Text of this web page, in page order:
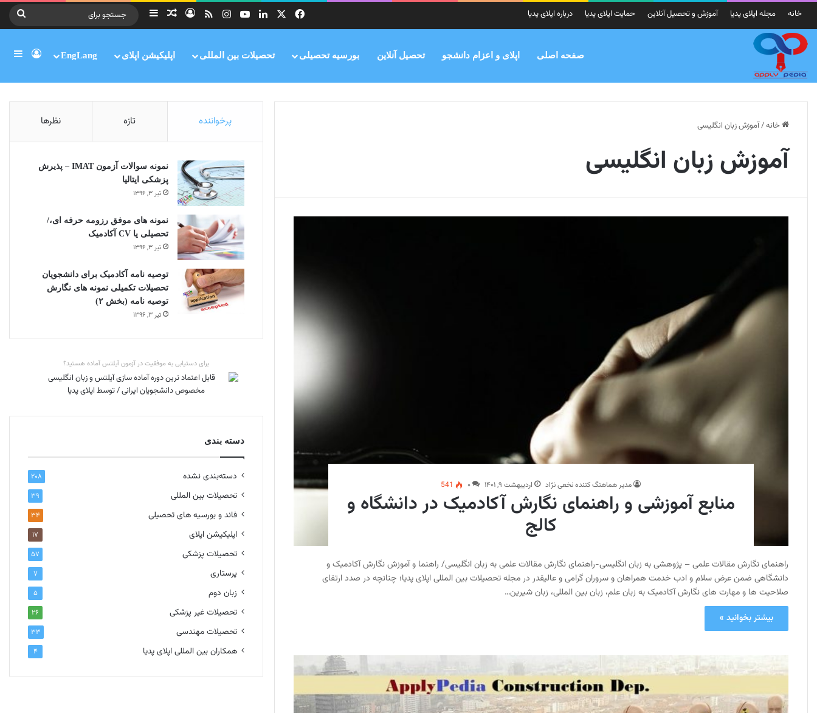
خانه مجله اپلای پدیا آموزش و تحصیل آنلاین حمایت اپلای پدیا درباره اپلای پدیا فیس بوک لینکدینیوتیوباینستاگرام
خوراک ورود نوشته تصادفی
سایدبار
صفحه اصلی اپلای و اعزام دانشجو تحصیل آنلاین بورسیه تحصیلی تحصیلات بین المللی اپلیکیشن اپلای EngLang ورود
خانه/آموزش زبان انگلیسی
آموزش زبان انگلیسی
مدیر هماهنگ کننده نخعی نژاد اردیبهشت ۹, ۱۴۰۱ ۰ 541
منابع آموزشی و راهنمای نگارش آکادمیک در دانشگاه و
کالج
راهنمای نگارش مقالات علمی – پژوهشی به زبان انگلیسی-راهنمای نگارش مقالات علمی به زبان انگلیسی/ راهنما و آموزش نگارش آکادمیک و
دانشگاهی ضمن عرض سلام و ادب خدمت همراهان و سروران گرامی و عالیقدر در مجله تحصیلات بین المللی اپلای پدیا؛ چنانچه در صدد ارتقای
صلاحیت ها و مهارت های نگارش آکادمیک به زبان علم، زبان بین المللی، زبان شیرین…
بیشتر بخوانید »
پرخواننده تازه نظرها
نمونه سوالات آزمون IMAT – پذیرش
پزشکی ایتالیا
تیر ۳, ۱۳۹۶
نمونه های موفق رزومه حرفه ای،/
تحصیلی یا CV آکادمیک
تیر ۳, ۱۳۹۶
توصیه نامه آکادمیک برای دانشجویان
تحصیلات تکمیلی نمونه های نگارش
توصیه نامه (بخش ۲)
تیر ۳, ۱۳۹۶
برای دستیابی به موفقیت در آزمون آیلتس آماده هستید؟
دسته بندی
دسته‌بندی نشده ۲۰۸
تحصیلات بین المللی ۳۹
فاند و بورسیه های تحصیلی ۳۴
اپلیکیشن اپلای ۱۷
تحصیلات پزشکی ۵۷
پرستاری ۷
زبان دوم ۵
تحصیلات غیر پزشکی ۲۶
تحصیلات مهندسی ۳۳
همکاران بین المللی اپلای پدیا ۴